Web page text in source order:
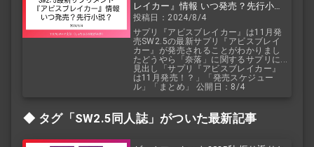
レイカー』情報 いつ発売？先行小
説？
投稿日：2024/8/4
サプリ『アビスブレイカー』は11月発
売SW2.5の最新サプリ『アビスブレイ
カー』が発売されることがわかりまし
たどうやら「奈落」に関するサプリに...
見出し「サプリ『アビスブレイカー』
は11月発売！？」「発売スケジュー
ル」「まとめ」 公開日：8/4
タグ「SW2.5 同人誌」がついた最新記事